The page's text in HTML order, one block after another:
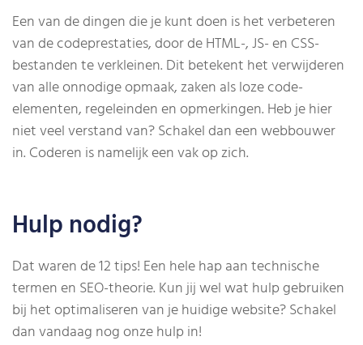
Een van de dingen die je kunt doen is het verbeteren
van de codeprestaties, door de HTML-, JS- en CSS-
bestanden te verkleinen. Dit betekent het verwijderen
van alle onnodige opmaak, zaken als loze code-
elementen, regeleinden en opmerkingen. Heb je hier
niet veel verstand van? Schakel dan een webbouwer
in. Coderen is namelijk een vak op zich.
Hulp nodig?
Dat waren de 12 tips! Een hele hap aan technische
termen en SEO-theorie. Kun jij wel wat hulp gebruiken
bij het optimaliseren van je huidige website? Schakel
dan vandaag nog onze hulp in!